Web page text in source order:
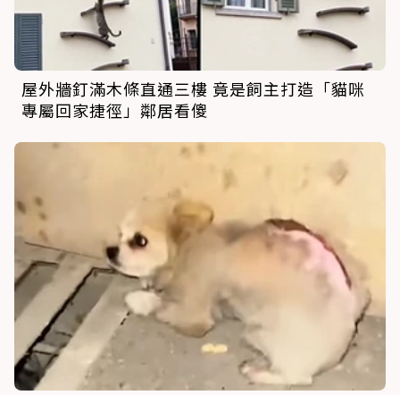
屋外牆釘滿木條直通三樓 竟是飼主打造「貓咪
專屬回家捷徑」鄰居看傻